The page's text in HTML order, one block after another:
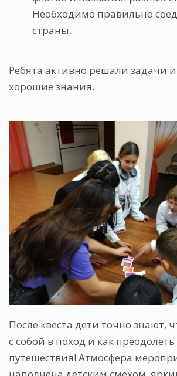
Необходимо правильно
страны.
Ребята активно решали задачи
хорошие знания.
После квеста дети точно знают,
с собой в поход и как
путешествия! Атмосфера